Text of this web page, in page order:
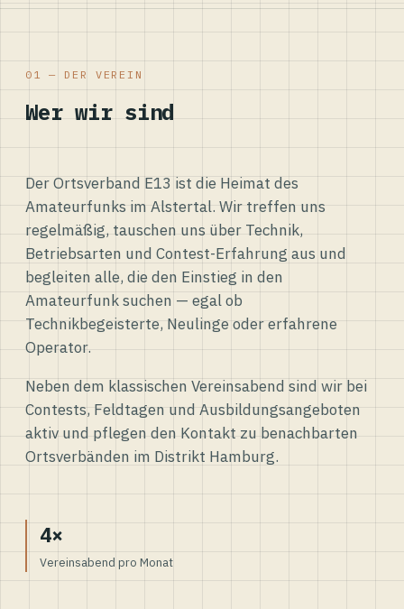
01 — DER VEREIN
Wer wir sind
Der Ortsverband E13 ist die Heimat des
Amateurfunks im Alstertal. Wir treffen uns
regelmäßig, tauschen uns über Technik,
Betriebsarten und Contest-Erfahrung aus und
begleiten alle, die den Einstieg in den
Amateurfunk suchen — egal ob
Technikbegeisterte, Neulinge oder erfahrene
Operator.
Neben dem klassischen Vereinsabend sind wir bei
Contests, Feldtagen und Ausbildungsangeboten
aktiv und pflegen den Kontakt zu benachbarten
Ortsverbänden im Distrikt Hamburg.
4×
Vereinsabend pro Monat